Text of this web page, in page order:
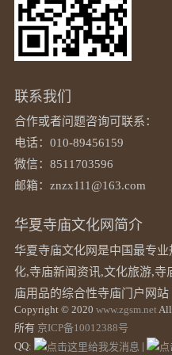
联系我们
合作或者问题咨询可联系：
电话：010-89456159
微信：8511703596
邮箱：znzx111@163.com
华夏寺庙文化网简介
华夏寺庙文化网是中国最专
化,寺庙新闻资讯,文化旅游,
庙用品的综合性寺庙门户网站
Copyright © 2020 www.zgsm.net All
所有 京ICP备10012388号
QQ:
|